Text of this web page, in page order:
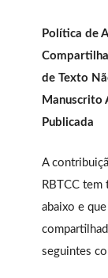
Política de
de Texto
Manuscrito
Publicada
A
RBTCC tem
abaixo e
seguintes